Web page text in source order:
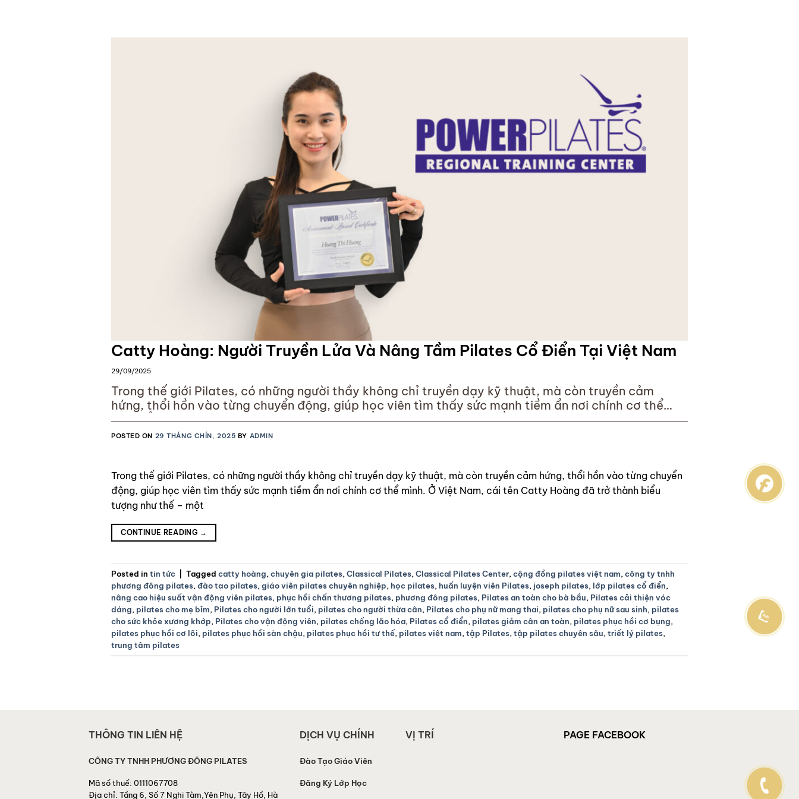
Catty Hoàng: Người Truyền Lửa Và Nâng Tầm Pilates Cổ Điển Tại Việt Nam
29/09/2025
Trong thế giới Pilates, có những người thầy không chỉ truyền dạy kỹ thuật, mà còn truyền cảm
hứng, thổi hồn vào từng chuyển động, giúp học viên tìm thấy sức mạnh tiềm ẩn nơi chính cơ thể
mình. Ở Việt Nam, cái tên Catty Hoàng đã trở thành biểu tượng như thế – một
POSTED ON 29 THÁNG CHÍN, 2025 BY ADMIN
Trong thế giới Pilates, có những người thầy không chỉ truyền dạy kỹ thuật, mà còn truyền cảm hứng, thổi hồn vào từng chuyển
động, giúp học viên tìm thấy sức mạnh tiềm ẩn nơi chính cơ thể mình. Ở Việt Nam, cái tên Catty Hoàng đã trở thành biểu
tượng như thế – một
CONTINUE READING →
Posted in tin tức Tagged catty hoàng, chuyên gia pilates, Classical Pilates, Classical Pilates Center, cộng đồng pilates việt nam, công ty tnhh
phương đông pilates, đào tạo pilates, giáo viên pilates chuyên nghiệp, học pilates, huấn luyện viên Pilates, joseph pilates, lớp pilates cổ điển,
nâng cao hiệu suất vận động viên pilates, phục hồi chấn thương pilates, phương đông pilates, Pilates an toàn cho bà bầu, Pilates cải thiện vóc
dáng, pilates cho mẹ bỉm, Pilates cho người lớn tuổi, pilates cho người thừa cân, Pilates cho phụ nữ mang thai, pilates cho phụ nữ sau sinh, pilates
cho sức khỏe xương khớp, Pilates cho vận động viên, pilates chống lão hóa, Pilates cổ điển, pilates giảm cân an toàn, pilates phục hồi cơ bụng,
pilates phục hồi cơ lõi, pilates phục hồi sàn chậu, pilates phục hồi tư thế, pilates việt nam, tập Pilates, tập pilates chuyên sâu, triết lý pilates,
trung tâm pilates
THÔNG TIN LIÊN HỆ
CÔNG TY TNHH PHƯƠNG ĐÔNG PILATES
Mã số thuế: 0111067708
Địa chỉ: Tầng 6, Số 7 Nghi Tàm,Yên Phụ, Tây Hồ, Hà
DỊCH VỤ CHÍNH
Đào Tạo Giáo Viên
Đăng Ký Lớp Học
VỊ TRÍ PAGE FACEBOOK